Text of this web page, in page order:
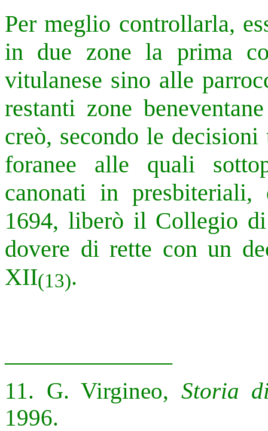
Per meglio controllarla,
in due zone la prima
vitulanese sino alle
restanti zone
creò, secondo le
foranee alle quali
canonati in
1694, liberò il Collegio
dovere di rette con un
XII(13).
11. G. Virgineo, Storia
1996.